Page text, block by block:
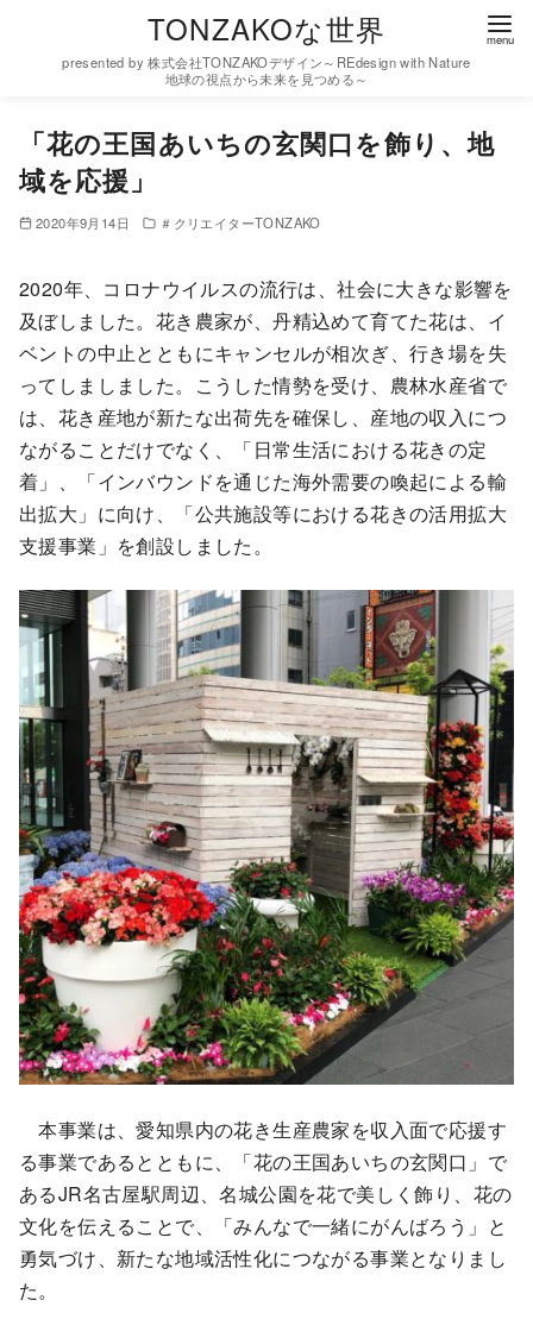
TONZAKOな世界
presented by 株式会社TONZAKOデザイン～REdesign with Nature
地球の視点から未来を見つめる～
「花の王国あいちの玄関口を飾り、地
域を応援」
2020年9月14日 ＃クリエイターTONZAKO
2020年、コロナウイルスの流行は、社会に大きな影響を
及ぼしました。花き農家が、丹精込めて育てた花は、イ
ベントの中止とともにキャンセルが相次ぎ、行き場を失
ってしましました。こうした情勢を受け、農林水産省で
は、花き産地が新たな出荷先を確保し、産地の収入につ
ながることだけでなく、「日常生活における花きの定
着」、「インバウンドを通じた海外需要の喚起による輸
出拡大」に向け、「公共施設等における花きの活用拡大
支援事業」を創設しました。
本事業は、愛知県内の花き生産農家を収入面で応援す
る事業であるとともに、「花の王国あいちの玄関口」で
あるJR名古屋駅周辺、名城公園を花で美しく飾り、花の
文化を伝えることで、「みんなで一緒にがんばろう」と
勇気づけ、新たな地域活性化につながる事業となりまし
た。